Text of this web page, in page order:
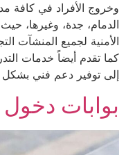
وخروج الأفراد في كافة
الدمام، جدة، وغيرها،
الأمنية لجميع المنشآت
كما تقدم أيضاً خدمات
إلى توفير دعم فني
بوابات دخول